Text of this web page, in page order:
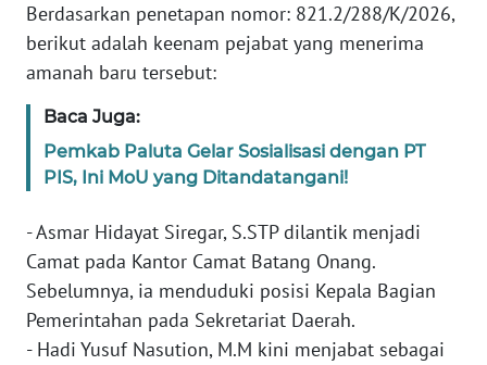
​Berdasarkan penetapan nomor: 821.2/288/K/2026,
berikut adalah keenam pejabat yang menerima
amanah baru tersebut:
Baca Juga:
Pemkab Paluta Gelar Sosialisasi dengan PT
PIS, Ini MoU yang Ditandatangani!
- ​Asmar Hidayat Siregar, S.STP dilantik menjadi
Camat pada Kantor Camat Batang Onang.
Sebelumnya, ia menduduki posisi Kepala Bagian
Pemerintahan pada Sekretariat Daerah.
- ​Hadi Yusuf Nasution, M.M kini menjabat sebagai
SULTENG
WN
WN
BABEL
WN
SUMBAR
WN
SUMSEL